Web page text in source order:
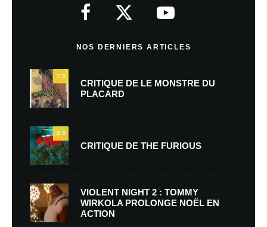
NOS DERNIERS ARTICLES
7.5
CRITIQUE DE LE MONSTRE DU
PLACARD
9.5
CRITIQUE DE THE FURIOUS
VIOLENT NIGHT 2 : TOMMY
WIRKOLA PROLONGE NOËL EN
ACTION